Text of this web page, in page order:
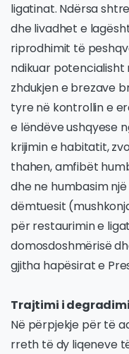
ligatinat. Ndërsa
dhe livadhet e
riprodhimit të
ndikuar potencialisht
zhdukjen e brezave
tyre në kontrollin e
e lëndëve ushqyese
krijimin e habitatit,
thahen, amfibët
dhe ne humbasim
dëmtuesit
për restaurimin e
domosdoshmërisë
gjitha hapësirat e
Trajtimi i
Në përpjekje për të
rreth të dy liqeneve